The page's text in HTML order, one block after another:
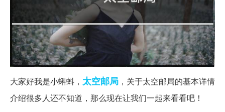
大家好我是小蝌蚪， 太空邮局 ，关于太空邮局的基本详情
介绍很多人还不知道，那么现在让我们一起来看看吧！